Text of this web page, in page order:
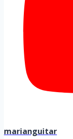
marianguitar